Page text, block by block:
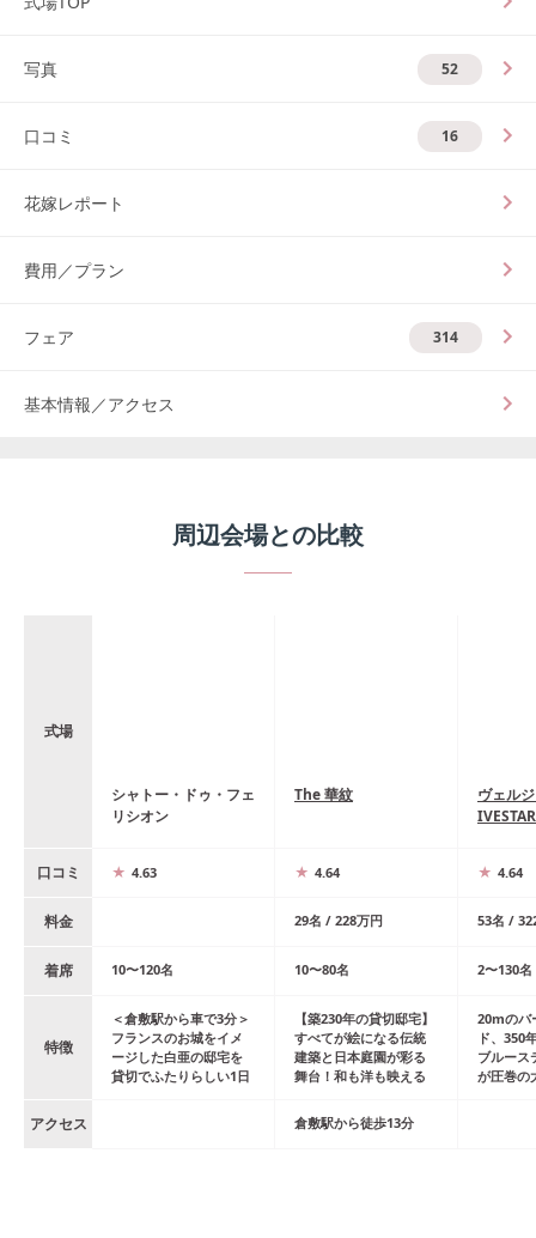
写真 52
口コミ 16
花嫁レポート
費用／プラン
フェア 314
基本情報／アクセス
周辺会場との比較
式場
シャトー・ドゥ・フェ
リシオン
The 華紋
ヴェル
口コミ 4.63 4.64 4.64
料金 29名 / 228万円 53名 /
着席 10〜120名 10〜80名 2〜130名
特徴
＜倉敷駅から車で3分＞
フランスのお城をイメ
ージした白亜の邸宅を
貸切でふたりらしい1日
【築230年の貸切邸宅】
すべてが絵になる伝統
建築と日本庭園が彩る
舞台！和も洋も映える
20mのバ
ド、350
ブルース
が圧巻の
アクセス 倉敷駅から徒歩13分